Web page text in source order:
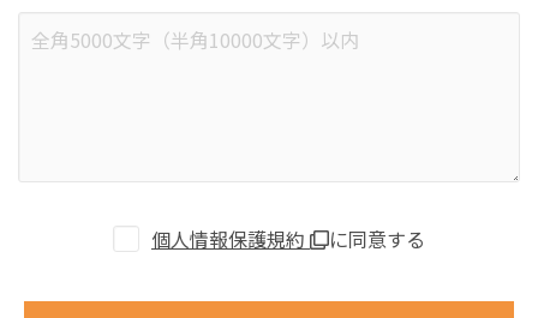
個人情報保護規約 に同意する